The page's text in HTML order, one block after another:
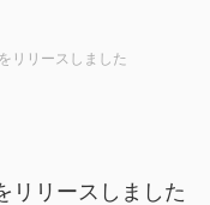
リリースしました
リリースしました